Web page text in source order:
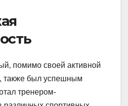
помимо своей активной
также был успешным
тренером-